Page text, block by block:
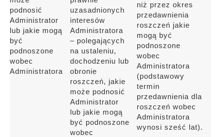
podnosić
Administrator
lub jakie mogą
być
podnoszone
wobec
Administratora
uzasadnionych
interesów
Administratora
– polegających
na ustaleniu,
dochodzeniu lub
obronie
roszczeń, jakie
może podnosić
Administrator
lub jakie mogą
być podnoszone
wobec
niż przez okres
przedawnienia
roszczeń jakie
mogą być
podnoszone
wobec
Administratora
(podstawowy
termin
przedawnienia dla
roszczeń wobec
Administratora
wynosi sześć lat).